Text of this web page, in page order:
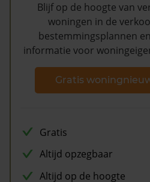
Blijf op de hoogte van
woningen in de
bestemmingsplannen
informatie voor
Gratis
Gratis
Altijd opzegbaar
Altijd op de hoogte